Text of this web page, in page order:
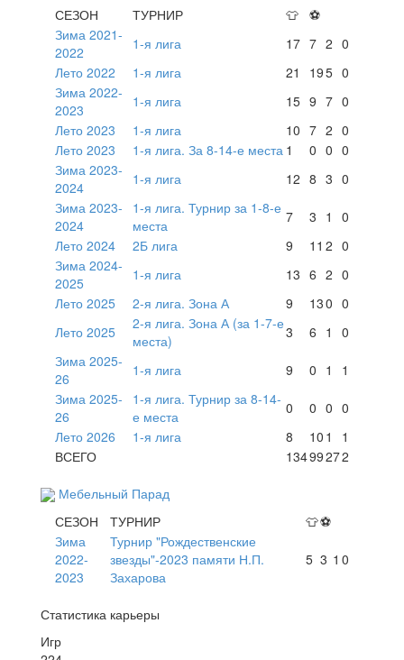
СЕЗОН
ТУРНИР 👕 ⚽
Зима 2021-
2022
1-я лига 17 7 2 0
Лето 2022
1-я лига 21 195 0
Зима 2022-
2023
1-я лига 15 9 7 0
Лето 2023
1-я лига 10 7 2 0
Лето 2023
1-я лига. За 8-14-е места 1 0 0 0
Зима 2023-
2024
1-я лига 12 8 3 0
Зима 2023-
2024
1-я лига. Турнир за 1-8-е
места
7 3 1
0
Лето 2024
2Б лига 9 11 2 0
Зима 2024-
2025
1-я лига 13 6 2 0
Лето 2025
2-я лига. Зона А 9 130 0
Лето 2025
2-я лига. Зона А (за 1-7-е
места)
3 6 1
0
Зима 2025-
26
1-я лига 9 0 1
1
Зима 2025-
26
1-я лига. Турнир за 8-14-
е места
0 0 0 0
Лето 2026
1-я лига 8 10 1
1
ВСЕГО
13499272
Мебельный Парад
СЕЗОН
ТУРНИР 👕⚽
Зима
2022-
2023
Турнир "Рождественские
звезды"-2023 памяти Н.П.
Захарова
5 3 1 0
Статистика карьеры
Игр